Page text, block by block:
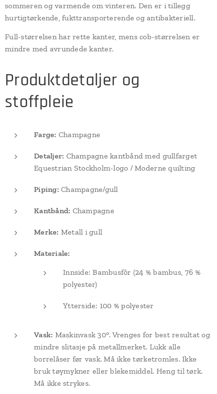
sommeren og varmende om vinteren. Den er i tillegg
hurtigtørkende, fukttransporterende og antibakteriell.
Full-størrelsen har rette kanter, mens cob-størrelsen er
mindre med avrundede kanter.
Produktdetaljer og
stoffpleie
Farge: Champagne
Detaljer: Champagne kantbånd med gullfarget
Equestrian Stockholm-logo / Moderne quilting
Piping: Champagne/gull
Kantbånd: Champagne
Merke: Metall i gull
Materiale:
Innside: Bambusfôr (24 % bambus, 76 %
polyester)
Ytterside: 100 % polyester
Vask: Maskinvask 30°. Vrenges for best resultat og
mindre slitasje på metallmerket. Lukk alle
borrelåser før vask. Må ikke tørketromles. Ikke
bruk tøymykner eller blekemiddel. Heng til tørk.
Må ikke strykes.